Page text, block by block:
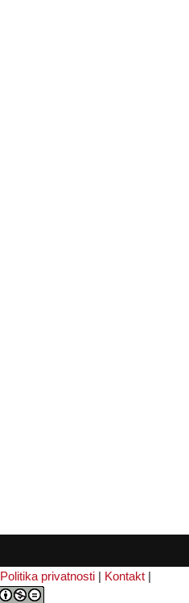
Politika privatnosti | Kontakt |